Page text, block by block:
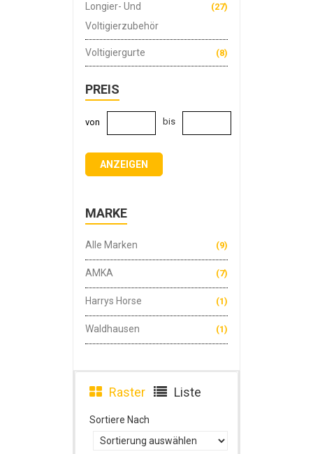
(27)
Longier- Und
Voltigierzubehör
(8)
Voltigiergurte
PREIS
von bis
ANZEIGEN
MARKE
Alle Marken (9)
AMKA (7)
Harrys Horse (1)
Waldhausen (1)
Raster Liste
Sortiere Nach